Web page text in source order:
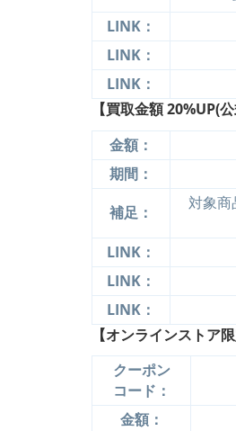
LINK：
LINK：
LINK：
【買取金額 20%UP(
金額：
期間：
補足：
対象
LINK：
LINK：
LINK：
【オンラインストア
クーポン
コード：
金額：